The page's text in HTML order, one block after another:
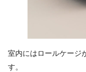
室内にはロールケージ
す。